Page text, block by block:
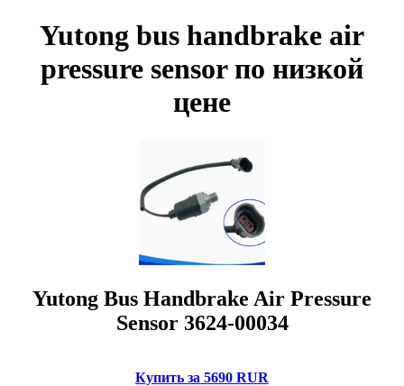
Yutong bus handbrake air
pressure sensor по низкой
цене
Yutong Bus Handbrake Air Pressure
Sensor 3624-00034
Купить за 5690 RUR